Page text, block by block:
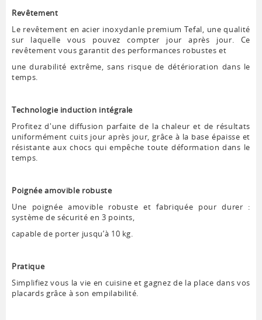
Revêtement
Le revêtement en acier inoxydanle premium Tefal, une qualité
sur laquelle vous pouvez compter jour après jour. Ce
revêtement vous garantit des performances robustes et
une durabilité extrême, sans risque de détérioration dans le
temps.
Technologie induction intégrale
Profitez d'une diffusion parfaite de la chaleur et de résultats
uniformément cuits jour après jour, grâce à la base épaisse et
résistante aux chocs qui empêche toute déformation dans le
temps.
Poignée amovible robuste
Une poignée amovible robuste et fabriquée pour durer :
système de sécurité en 3 points,
capable de porter jusqu’à 10 kg.
Pratique
Simplifiez vous la vie en cuisine et gagnez de la place dans vos
placards grâce à son empilabilité.